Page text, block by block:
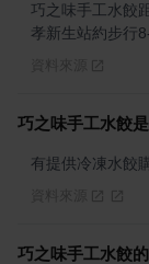
巧之味手工水餃
孝新生站約步行
巧之味手工水餃
有提供冷凍水餃
巧之味手工水餃